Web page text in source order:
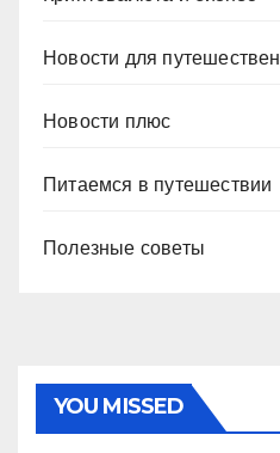
Новости для
Новости плюс
Питаемся в путешествии
Полезные советы
YOU MISSED